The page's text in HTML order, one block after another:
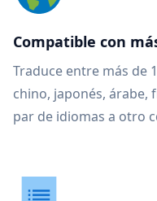
Compatible con
Traduce entre más de
chino, japonés, árabe,
par de idiomas a otro